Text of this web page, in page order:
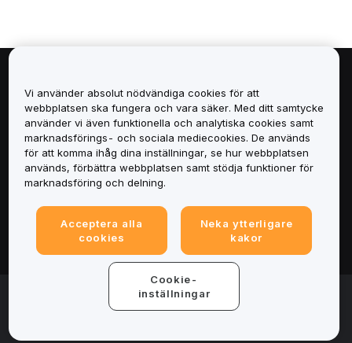
Tjänster
Support
Juridiskt
© 2025-2026 Bybit.eu. All rights reserved.
Vi använder absolut nödvändiga cookies för att
webbplatsen ska fungera och vara säker. Med ditt samtycke
använder vi även funktionella och analytiska cookies samt
marknadsförings- och sociala mediecookies. De används
för att komma ihåg dina inställningar, se hur webbplatsen
används, förbättra webbplatsen samt stödja funktioner för
marknadsföring och delning.
Acceptera alla
cookies
Neka ytterligare
kakor
Cookie-
inställningar